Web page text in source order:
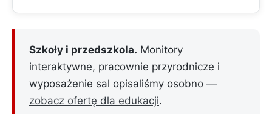
Szkoły i przedszkola. Monitory
interaktywne, pracownie przyrodnicze i
wyposażenie sal opisaliśmy osobno —
zobacz ofertę dla edukacji.